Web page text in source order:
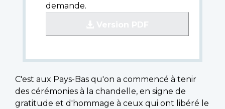
demande.
C'est aux Pays-Bas qu'on a commencé à tenir
des cérémonies à la chandelle, en signe de
gratitude et d'hommage à ceux qui ont libéré le